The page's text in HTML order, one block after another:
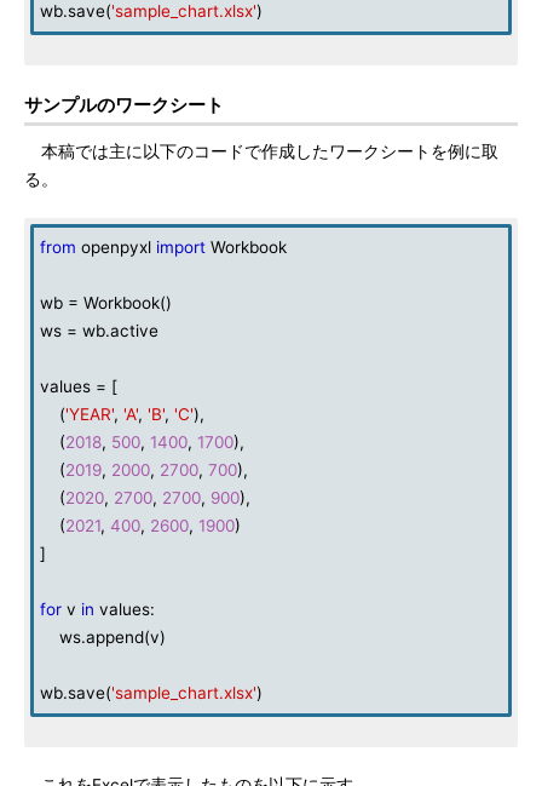
wb.save('sample_chart.xlsx')
サンプルのワークシート
本稿では主に以下のコードで作成したワークシートを例に取
る。
from openpyxl import Workbook
wb = Workbook()
ws = wb.active
values = [
('YEAR', 'A', 'B', 'C'),
(2018, 500, 1400, 1700),
(2019, 2000, 2700, 700),
(2020, 2700, 2700, 900),
(2021, 400, 2600, 1900)
]
for v in values:
ws.append(v)
wb.save('sample_chart.xlsx')